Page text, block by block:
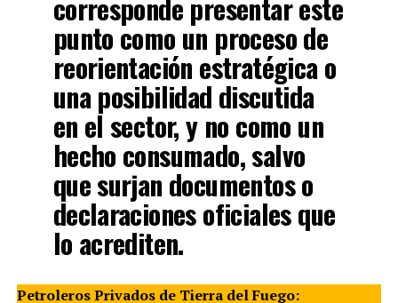
corresponde presentar este
punto como un proceso de
reorientación estratégica o
una posibilidad discutida
en el sector, y no como un
hecho consumado, salvo
que surjan documentos o
declaraciones oficiales que
lo acrediten.
Petroleros Privados de Tierra del Fuego: